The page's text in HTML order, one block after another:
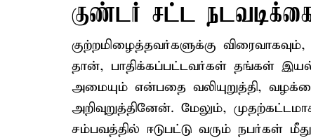
குண்டர் சட்ட
குற்றமிழைத்தவர்களுக்கு
தான், பாதிக்கப்பட்டவர்கள் தங்கள்
அமையும் என்பதை வலியுறுத்தி,
அறிவுறுத்தினேன். மேலும்,
சம்பவத்தில் ஈடுபட்டு வரும் நபர்கள்